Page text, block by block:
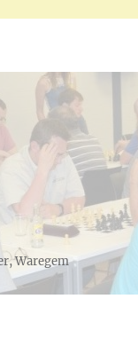
Waregem